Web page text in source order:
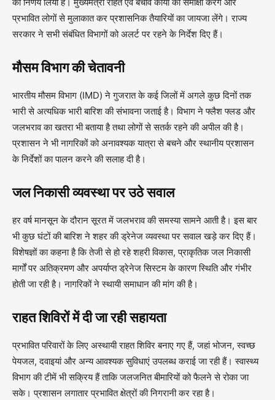
का निर्णय लिया है। मुख्यमंत्री राहत एवं बचाव कार्यों की समीक्षा करेंगे और
प्रभावित लोगों से मुलाकात कर प्रशासनिक तैयारियों का जायजा लेंगे। राज्य
सरकार ने सभी संबंधित विभागों को अलर्ट पर रहने के निर्देश दिए हैं।
मौसम विभाग की चेतावनी
भारतीय मौसम विभाग (IMD) ने गुजरात के कई जिलों में अगले कुछ दिनों तक
भारी से अत्यधिक भारी बारिश की संभावना जताई है। विभाग ने फ्लैश फ्लड और
जलभराव का खतरा भी बताया है तथा लोगों से सतर्क रहने की अपील की है।
प्रशासन ने भी नागरिकों को अनावश्यक यात्रा से बचने और स्थानीय प्रशासन
के निर्देशों का पालन करने की सलाह दी है।
जल निकासी व्यवस्था पर उठे सवाल
हर वर्ष मानसून के दौरान सूरत में जलभराव की समस्या सामने आती है। इस बार
भी कुछ घंटों की बारिश ने शहर की ड्रेनेज व्यवस्था पर सवाल खड़े कर दिए हैं।
विशेषज्ञों का कहना है कि तेजी से हो रहे शहरी विकास, प्राकृतिक जल निकासी
मार्गों पर अतिक्रमण और अपर्याप्त ड्रेनेज सिस्टम के कारण स्थिति और गंभीर
होती जा रही है। नागरिकों ने स्थायी समाधान की मांग की है।
राहत शिविरों में दी जा रही सहायता
प्रभावित परिवारों के लिए अस्थायी राहत शिविर बनाए गए हैं, जहां भोजन, स्वच्छ
पेयजल, दवाइयां और अन्य आवश्यक सुविधाएं उपलब्ध कराई जा रही हैं। स्वास्थ्य
विभाग की टीमें भी सक्रिय हैं ताकि जलजनित बीमारियों को फैलने से रोका जा
सके। प्रशासन लगातार प्रभावित क्षेत्रों की निगरानी कर रहा है।